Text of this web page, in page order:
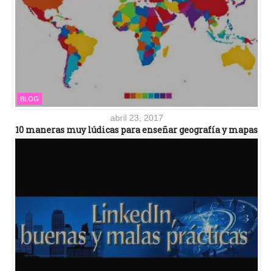
BLOG
abril 23, 2017
10 maneras muy lúdicas para enseñar geografía y mapas